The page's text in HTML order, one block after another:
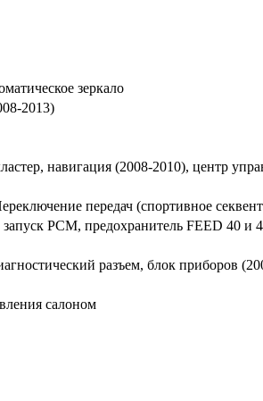
зеркало
2013)
навигация (2008-2010), центр
передач (спортивное
PCM, предохранитель FEED 40 и
разъем, блок приборов
салоном